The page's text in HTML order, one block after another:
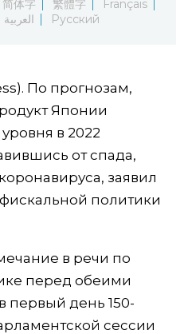
العربية 简体字 繁體字
Français
العربية Русский
По прогнозам,
Японии
в 2022
от спада,
заявил
политики
в речи по
перед обеими
первый день 150-
сессии